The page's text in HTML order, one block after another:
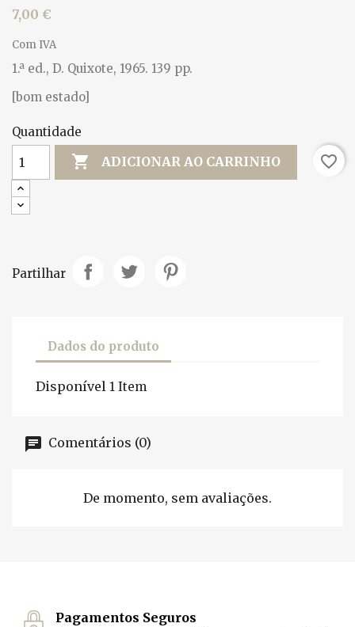
7,00 €
Com IVA
1.ª ed., D. Quixote, 1965. 139 pp.
[bom estado]
Quantidade
 ADICIONAR AO CARRINHO favorite_border
Partilhar
Dados do produto
Disponível 1 Item
Comentários (0)
De momento, sem avaliações.
Pagamentos Seguros